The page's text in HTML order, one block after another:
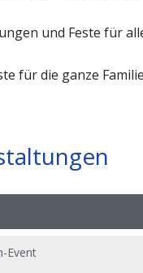
und Feste für
für die ganze
Event